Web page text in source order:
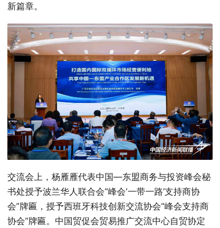
新篇章。
交流会上，杨雁雁代表中国—东盟商务与投资峰会秘
书处授予波兰华人联合会“峰会‘一带一路’支持商协
会”牌匾，授予西班牙科技创新交流协会“峰会支持商
协会”牌匾。中国贸促会贸易推广交流中心自贸协定